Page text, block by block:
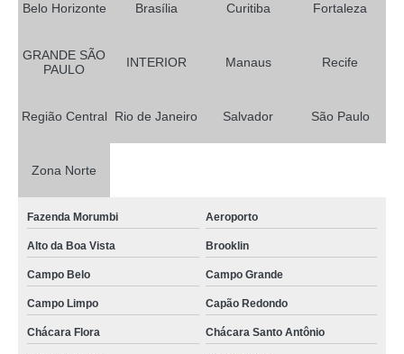
Belo Horizonte Brasília Curitiba Fortaleza
GRANDE SÃO
PAULO
INTERIOR Manaus Recife
Região Central Rio de Janeiro Salvador São Paulo
Zona Norte
Fazenda Morumbi Aeroporto
Alto da Boa Vista Brooklin
Campo Belo Campo Grande
Campo Limpo Capão Redondo
Chácara Flora Chácara Santo Antônio